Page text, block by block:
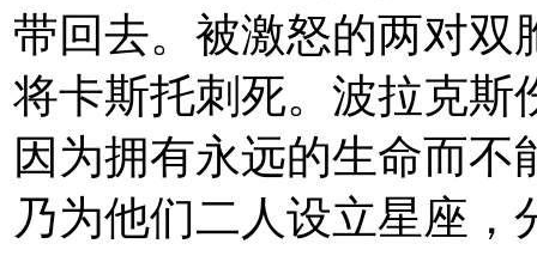
带回去。被激怒的两对双
将卡斯托刺死。波拉克斯
因为拥有永远的生命而
乃为他们二人设立星座